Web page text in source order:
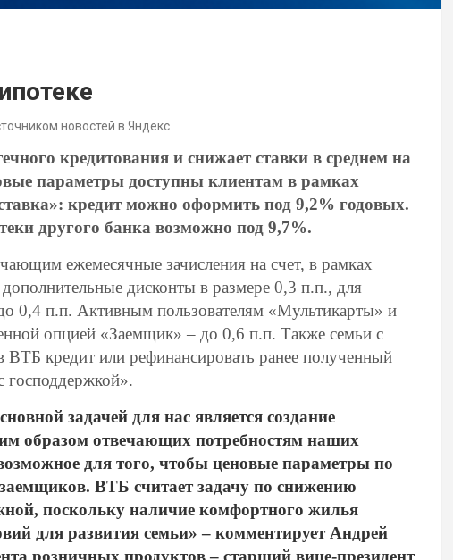
новостей в Яндекс
кредитования и снижает ставки в среднем на
параметры доступны клиентам в рамках
кредит можно оформить под 9,2% годовых.
другого банка возможно под 9,7%.
ежемесячные зачисления на счет, в рамках
дисконты в размере 0,3 п.п., для
0,4 п.п. Активным пользователям «Мультикарты» и
опцией «Заемщик» – до 0,6 п.п. Также семьи с
кредит или рефинансировать ранее полученный
господдержкой».
задачей для нас является создание
образом отвечающих потребностям наших
для того, чтобы ценовые параметры по
ВТБ считает задачу по снижению
поскольку наличие комфортного жилья
для развития семьи» – комментирует Андрей
розничных продуктов – старший вице-президент